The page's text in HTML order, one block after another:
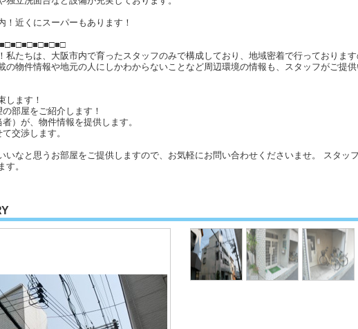
近くにスーパーもあります！
私たちは、大阪市内で育ったスタッフのみで構成しており、地域密着で行っておりま
の物件情報や地元の人にしかわからないことなど周辺環境の情報も、スタッフがご提
します！
部屋をご紹介します！
）が、物件情報を提供します。
交渉します。
なと思うお部屋をご提供しますので、お気軽にお問い合わせくださいませ。 スタッ
。